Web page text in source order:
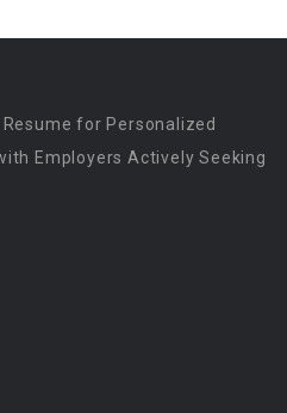
Resume for Personalized
Employers Actively Seeking